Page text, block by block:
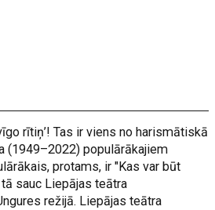
rītiņ’! Tas ir viens no harismātiskā
(1949–2022) populārākajiem
protams, ir "Kas var būt
sauc Liepājas teātra
režijā. Liepājas teātra